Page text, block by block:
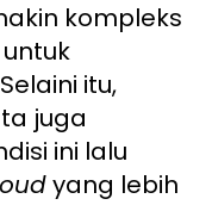
kompleks
itu,
juga
ini lalu
yang lebih